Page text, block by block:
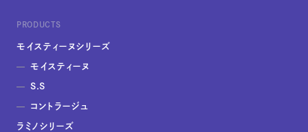
PRODUCTS
モイスティーヌシリーズ
モイスティーヌ
S.S
コントラージュ
ラミノシリーズ